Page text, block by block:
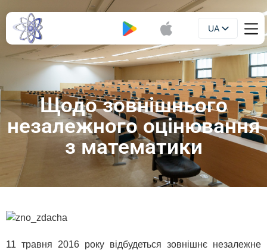
UA
EN
Щодо зовнішнього
незалежного оцінювання
з математики
11 травня 2016 року відбудеться зовнішнє незалежне